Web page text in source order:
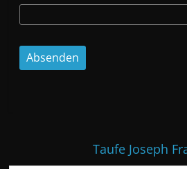
Taufe Joseph